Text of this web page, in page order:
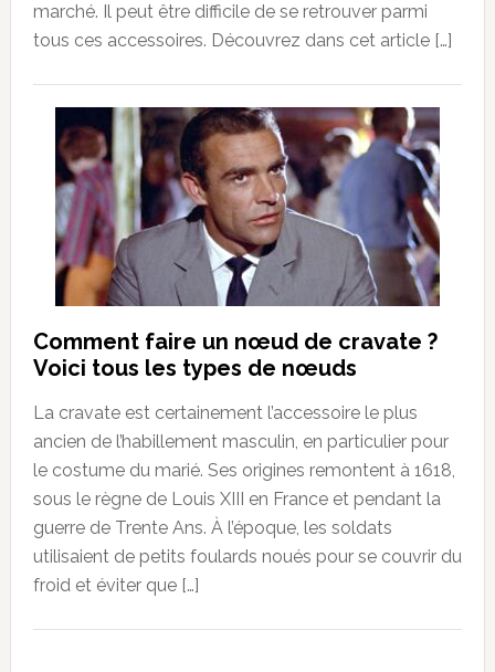
marché. Il peut être difficile de se retrouver parmi
tous ces accessoires. Découvrez dans cet article […]
Comment faire un nœud de cravate ?
Voici tous les types de nœuds
La cravate est certainement l’accessoire le plus
ancien de l’habillement masculin, en particulier pour
le costume du marié. Ses origines remontent à 1618,
sous le règne de Louis XIII en France et pendant la
guerre de Trente Ans. À l’époque, les soldats
utilisaient de petits foulards noués pour se couvrir du
froid et éviter que […]